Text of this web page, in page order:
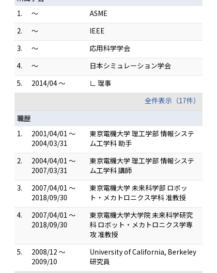
1.
～
ASME
2.
～
IEEE
3.
～
応用科学学会
4.
～
日本シミュレーション学会
5.
2014/04 ～
∟ 理事
全件表示（17件）
職歴
1.
2001/04/01 ～
2004/03/31
東京電機大学 理工学部 情報システ
ム工学科 助手
2.
2004/04/01 ～
2007/03/31
東京電機大学 理工学部 情報システ
ム工学科 講師
3.
2007/04/01 ～
2018/09/30
東京電機大学 未来科学部 ロボッ
ト・メカトロニクス学科 准教授
4.
2007/04/01 ～
2018/09/30
東京電機大学大学院 未来科学研究
科 ロボット・メカトロニクス学専
攻 准教授
5.
2008/12 ～
2009/10
University of California, Berkeley
研究員